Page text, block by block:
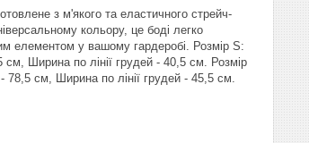
з м'якого та еластичного стрейч-
кольору, це боді легко
елементом у вашому гардеробі. Розмір S:
Ширина по лінії грудей - 40,5 см. Розмір
см, Ширина по лінії грудей - 45,5 см.